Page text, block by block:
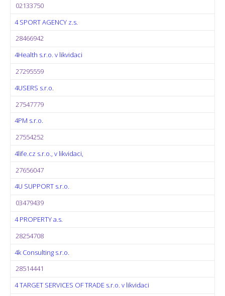
02133750
4 SPORT AGENCY z.s.
28466942
4Health s.r.o. v likvidaci
27295559
4USERS s.r.o.
27547779
4PM s.r.o.
27554252
4life.cz s.r.o., v likvidaci,
27656047
4U SUPPORT s.r.o.
03479439
4 PROPERTY a.s.
28254708
4k Consulting s.r.o.
28514441
4 TARGET SERVICES OF TRADE s.r.o. v likvidaci